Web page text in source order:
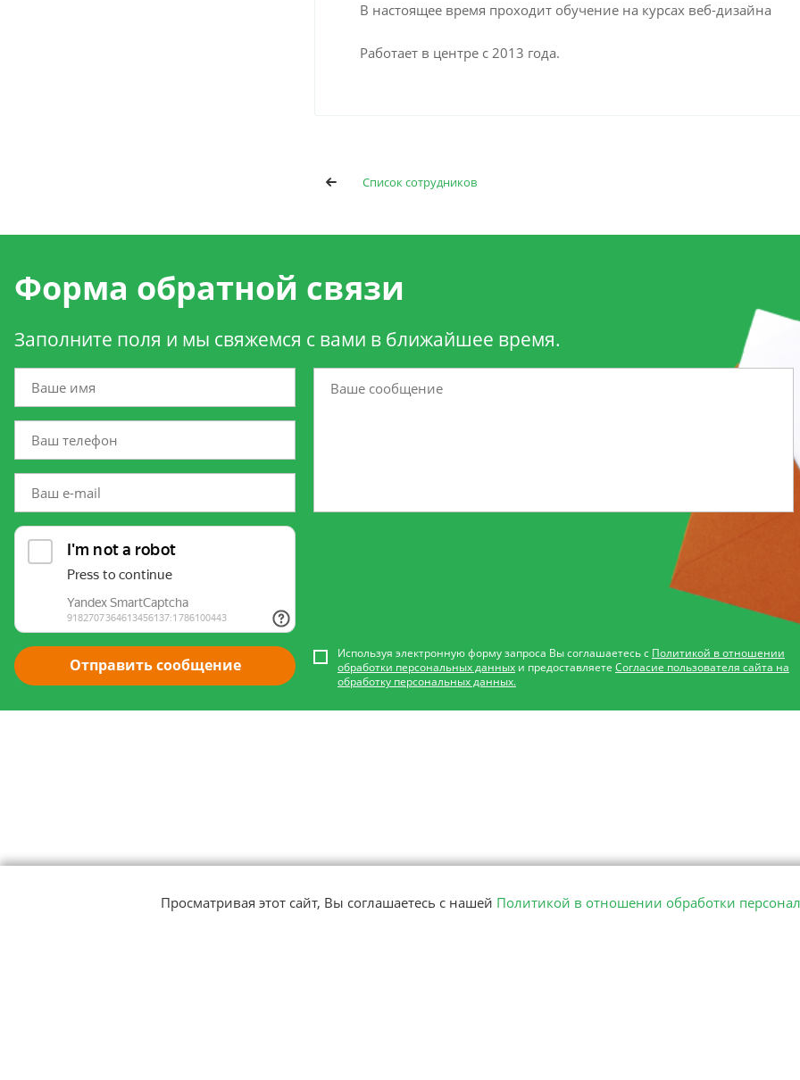
В настоящее время проходит обучение на курсах веб-дизайна
Работает в центре с 2013 года.
Список сотрудников
Форма обратной связи
Заполните поля и мы свяжемся с вами в ближайшее время.
Отправить сообщение
Используя электронную форму запроса Вы соглашаетесь с Политикой в отношении
обработки персональных данных и предоставляете Согласие пользователя сайта на
обработку персональных данных.
Просматривая этот сайт, Вы соглашаетесь с нашей Политикой в отношении обработки